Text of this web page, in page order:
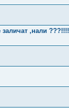
,нали ???!!!!